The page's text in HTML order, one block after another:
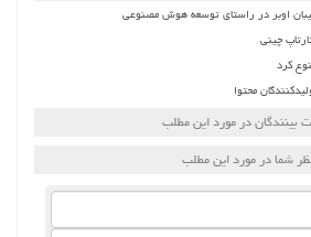
اوبر در راستای توسعه هوش مصنوعی
چینی
کرد
محتوا
بینندگان در مورد این مطلب
شما در مورد این مطلب